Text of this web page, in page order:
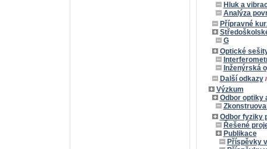
Hluk a
Analýza
Přípravné
G
Optické
Inženýrská
Další odkazy
Výzkum
Odbor optiky
Odbor fyziky
Řešené
Publikace
Příspěvky